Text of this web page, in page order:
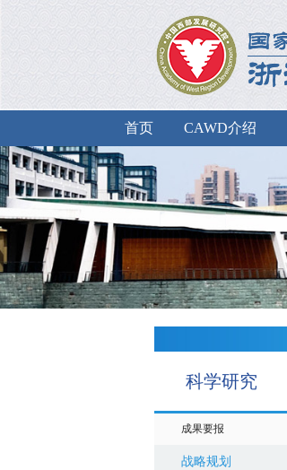
首页 CAWD介绍
科学研究
成果要报
战略规划